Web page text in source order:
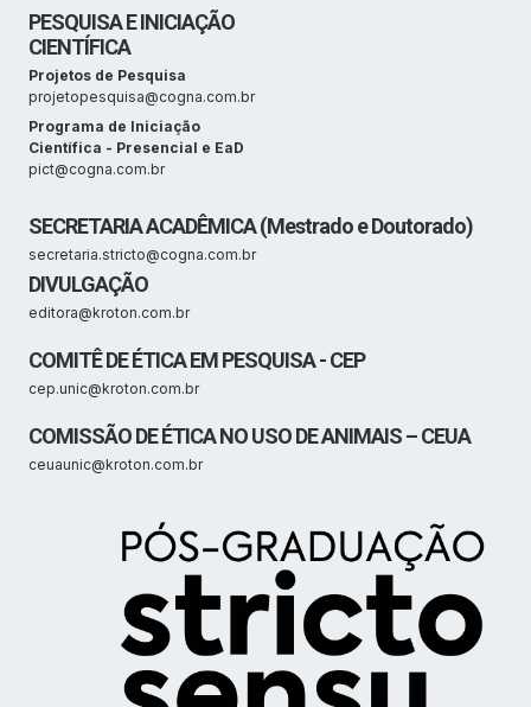
PESQUISA E INICIAÇÃO
CIENTÍFICA
Projetos de Pesquisa
projetopesquisa@cogna.com.br
Programa de Iniciação
Científica - Presencial e EaD
pict@cogna.com.br
SECRETARIA ACADÊMICA (Mestrado e Doutorado)
secretaria.stricto@cogna.com.br
DIVULGAÇÃO
editora@kroton.com.br
COMITÊ DE ÉTICA EM PESQUISA - CEP
cep.unic@kroton.com.br
COMISSÃO DE ÉTICA NO USO DE ANIMAIS – CEUA
ceuaunic@kroton.com.br